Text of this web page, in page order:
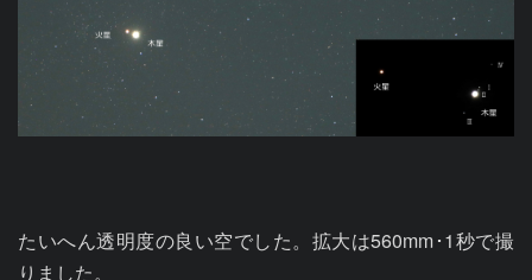
たいへん透明度の良い空でした。拡大は560mm･1秒で撮
りました。